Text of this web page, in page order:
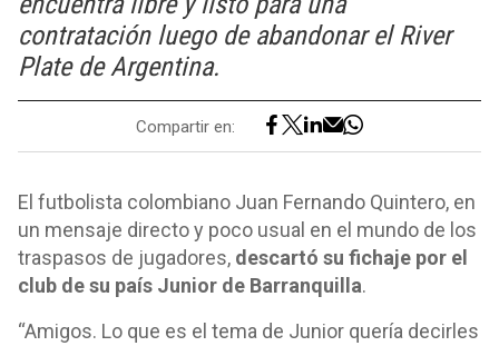
contratación luego de abandonar el River
Plate de Argentina.
Compartir en:
El futbolista colombiano Juan Fernando Quintero, en
un mensaje directo y poco usual en el mundo de los
traspasos de jugadores, descartó su fichaje por el
club de su país Junior de Barranquilla.
“Amigos. Lo que es el tema de Junior quería decirles